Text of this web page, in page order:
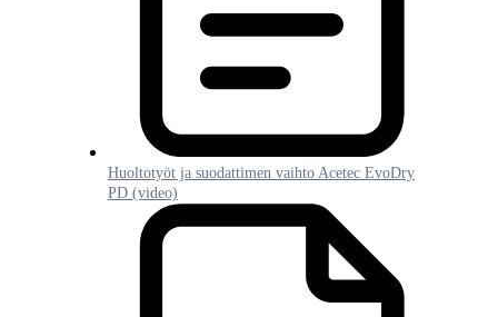
Huoltotyöt ja suodattimen vaihto Acetec EvoDry
PD (video)